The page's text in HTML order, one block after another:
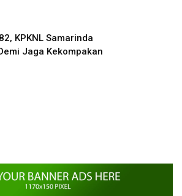
KPKNL Samarinda
Jaga Kekompakan